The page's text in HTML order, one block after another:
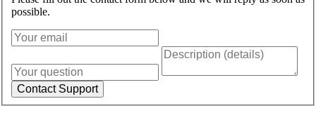
possible.